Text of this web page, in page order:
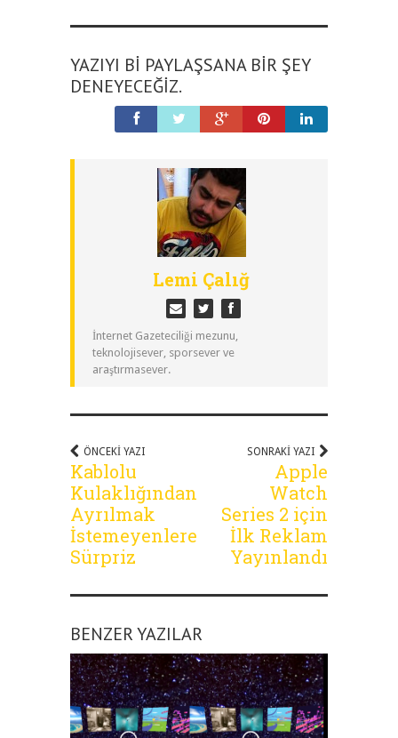
YAZIYI BI PAYLAŞSANA BIR ŞEY
DENEYECEĞIZ.
Lemi Çalığ
İnternet Gazeteciliği mezunu,
teknolojisever, sporsever ve
araştırmasever.
ÖNCEKI YAZI
Kablolu
Kulaklığından
Ayrılmak
İstemeyenlere
Sürpriz
SONRAKI YAZI
Apple
Watch
Series 2 için
İlk Reklam
Yayınlandı
BENZER YAZILAR